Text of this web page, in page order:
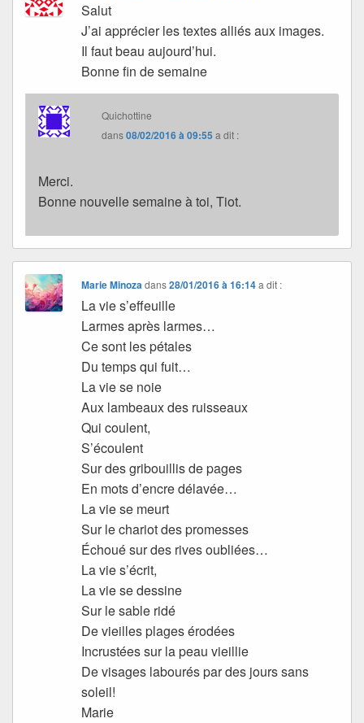
Salut
J’ai apprécier les textes alliés aux images.
Il faut beau aujourd’hui.
Bonne fin de semaine
Quichottine
dans08/02/2016 à 09:55 a dit :
Merci.
Bonne nouvelle semaine à toi, Tiot.
Marie Minozadans28/01/2016 à 16:14 a dit :
La vie s’effeuille
Larmes après larmes…
Ce sont les pétales
Du temps qui fuit…
La vie se noie
Aux lambeaux des ruisseaux
Qui coulent,
S’écoulent
Sur des gribouillis de pages
En mots d’encre délavée…
La vie se meurt
Sur le chariot des promesses
Échoué sur des rives oubliées…
La vie s’écrit,
La vie se dessine
Sur le sable ridé
De vieilles plages érodées
Incrustées sur la peau vieillie
De visages labourés par des jours sans
soleil!
Marie